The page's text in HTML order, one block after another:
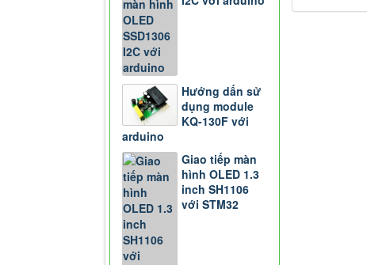
Hướng dấn sử
dụng module
KQ-130F với
arduino
Giao tiếp màn
hình OLED 1.3
inch SH1106
với STM32